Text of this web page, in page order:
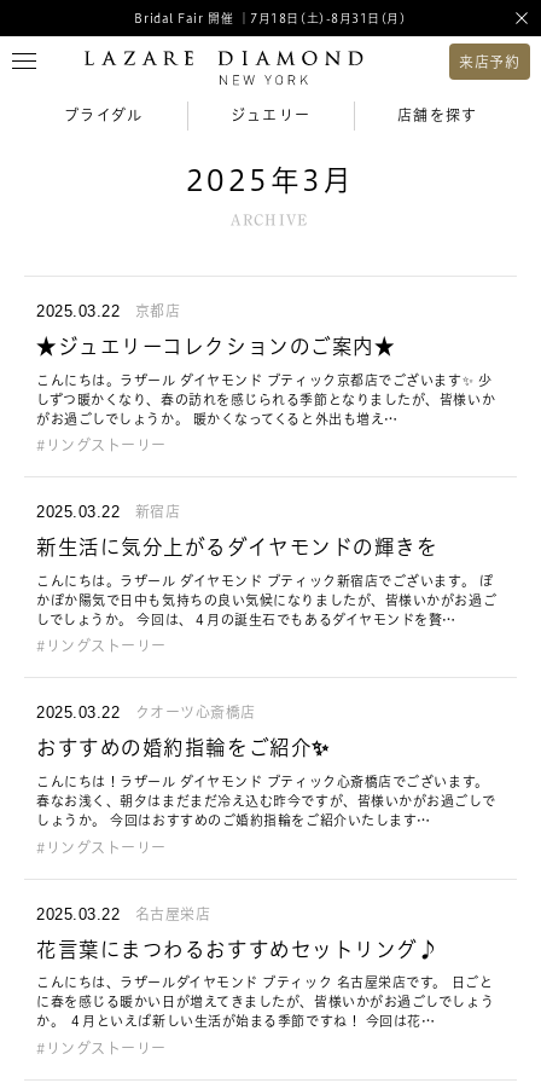
Bridal Fair 開催 ｜7月18日(土)-8月31日(月)
来店予約
ブライダル ジュエリー 店舗を探す
2025年3月
ARCHIVE
2025.03.22 京都店
★ジュエリーコレクションのご案内★
こんにちは。ラザール ダイヤモンド ブティック京都店でございます✨ 少
しずつ暖かくなり、春の訪れを感じられる季節となりましたが、皆様いか
がお過ごしでしょうか。 暖かくなってくると外出も増え…
リングストーリー
2025.03.22 新宿店
新生活に気分上がるダイヤモンドの輝きを
こんにちは。ラザール ダイヤモンド ブティック新宿店でございます。 ぽ
かぽか陽気で日中も気持ちの良い気候になりましたが、皆様いかがお過ご
しでしょうか。 今回は、４月の誕生石でもあるダイヤモンドを贅…
リングストーリー
2025.03.22 クオーツ心斎橋店
おすすめの婚約指輪をご紹介✨
こんにちは！ラザール ダイヤモンド ブティック心斎橋店でございます。
春なお浅く、朝夕はまだまだ冷え込む昨今ですが、皆様いかがお過ごしで
しょうか。 今回はおすすめのご婚約指輪をご紹介いたします…
リングストーリー
2025.03.22 名古屋栄店
花言葉にまつわるおすすめセットリング♪
こんにちは、ラザールダイヤモンド ブティック 名古屋栄店です。 日ごと
に春を感じる暖かい日が増えてきましたが、皆様いかがお過ごしでしょう
か。 ４月といえば新しい生活が始まる季節ですね！ 今回は花…
リングストーリー